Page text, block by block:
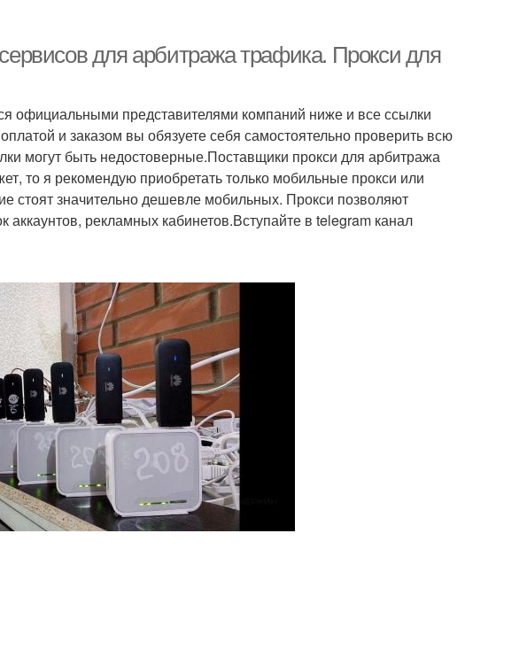
для арбитража трафика. Прокси для
официальными представителями компаний ниже и все ссылки
и заказом вы обязуете себя самостоятельно проверить всю
могут быть недостоверные.Поставщики прокси для арбитража
то я рекомендую приобретать только мобильные прокси или
стоят значительно дешевле мобильных. Прокси позволяют
рекламных кабинетов.Вступайте в telegram канал